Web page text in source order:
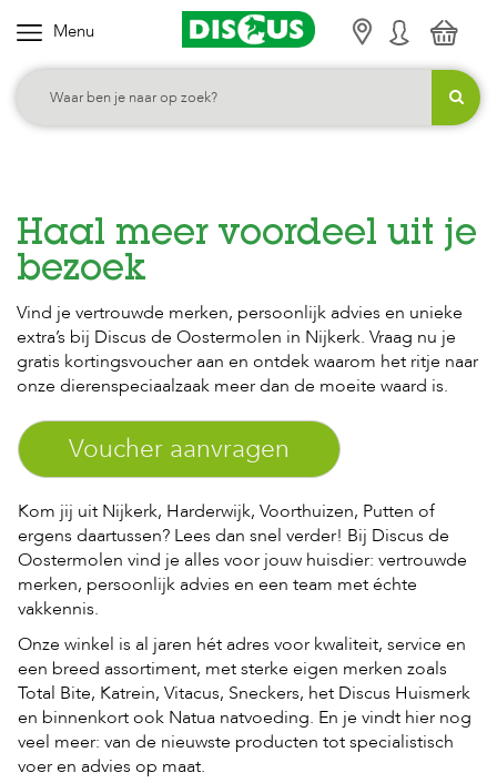
Menu
K
i
e
c
a
e
g
o
i
e
H
o
m
e
F
o
l
d
e
r
Haal meer voordeel uit je
bezoek
Vind je vertrouwde merken, persoonlijk advies en unieke
extra’s bij Discus de Oostermolen in Nijkerk. Vraag nu je
gratis kortingsvoucher aan en ontdek waarom het ritje naar
onze dierenspeciaalzaak meer dan de moeite waard is.
Voucher aanvragen
Kom jij uit Nijkerk, Harderwijk, Voorthuizen, Putten of
ergens daartussen? Lees dan snel verder! Bij Discus de
Oostermolen vind je alles voor jouw huisdier: vertrouwde
merken, persoonlijk advies en een team met échte
vakkennis.
Onze winkel is al jaren hét adres voor kwaliteit, service en
een breed assortiment, met sterke eigen merken zoals
Total Bite, Katrein, Vitacus, Sneckers, het Discus Huismerk
en binnenkort ook Natua natvoeding. En je vindt hier nog
veel meer: van de nieuwste producten tot specialistisch
voer en advies op maat.